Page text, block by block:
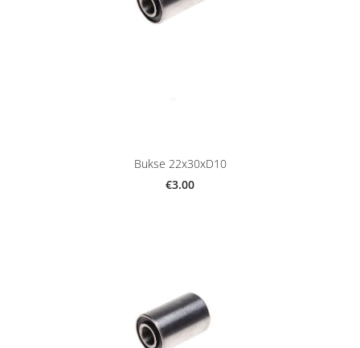
Bukse 22x30xD10
€3.00